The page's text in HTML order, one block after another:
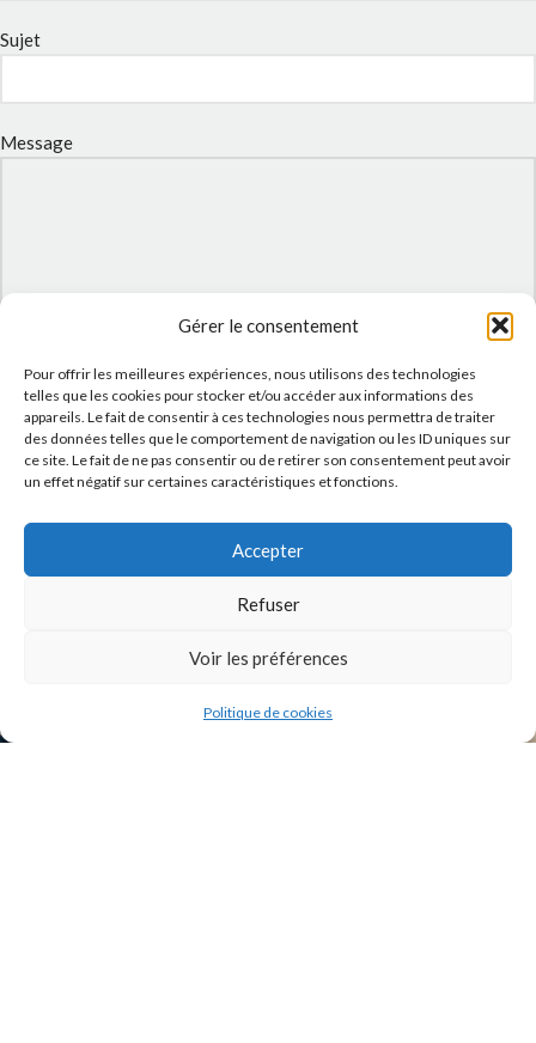
Gérer le consentement
Pour offrir les meilleures expériences, nous utilisons des technologies
telles que les cookies pour stocker et/ou accéder aux informations des
appareils. Le fait de consentir à ces technologies nous permettra de traiter
des données telles que le comportement de navigation ou les ID uniques sur
ce site. Le fait de ne pas consentir ou de retirer son consentement peut avoir
un effet négatif sur certaines caractéristiques et fonctions.
Accepter
Refuser
Voir les préférences
Politique de cookies
Sujet
Message
J'accepte laPolitique de confidentialitéde ce site.
INSTAGRAM